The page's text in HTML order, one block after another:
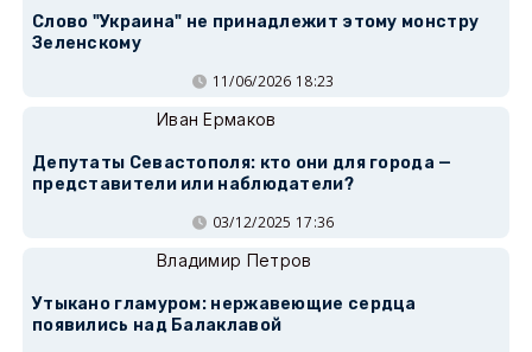
Слово "Украина" не принадлежит этому монстру
Зеленскому
11/06/2026 18:23
Иван Ермаков
Депутаты Севастополя: кто они для города —
представители или наблюдатели?
03/12/2025 17:36
Владимир Петров
Утыкано гламуром: нержавеющие сердца
появились над Балаклавой